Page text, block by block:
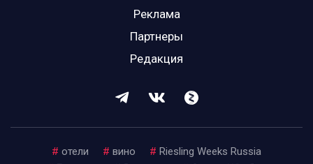
Реклама
Партнеры
Редакция
# отели # вино # Riesling Weeks Russia